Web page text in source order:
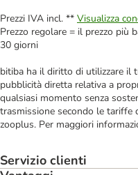
Prezzi IVA incl. ** Visualizza
Prezzo regolare = il prezzo più
30 giorni
bitiba ha il diritto di utilizzare il
pubblicità diretta relativa a
qualsiasi momento senza
trasmissione secondo le tariffe
zooplus. Per maggiori
Servizio clienti